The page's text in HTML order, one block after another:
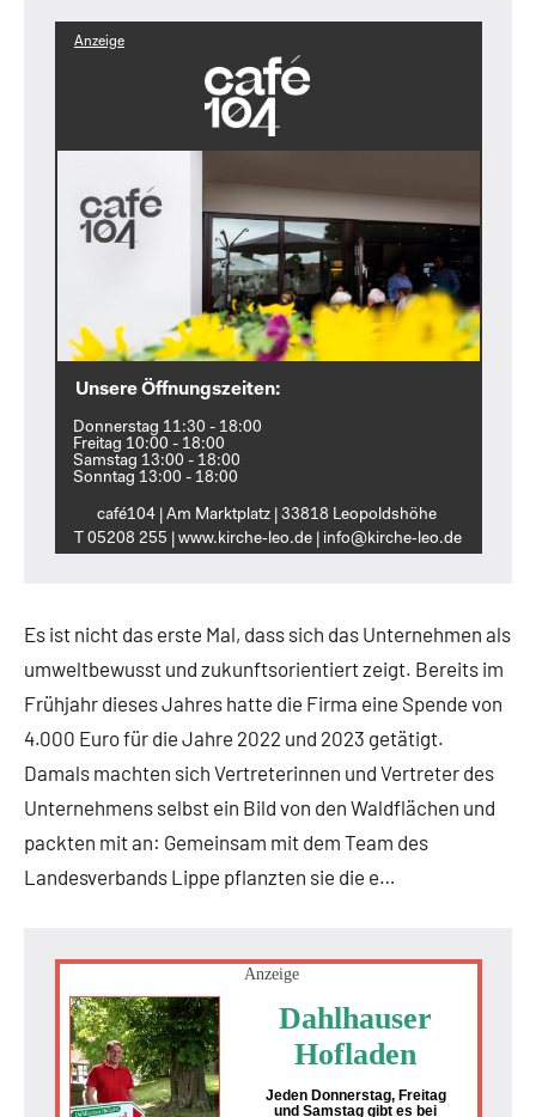
Anzeige
Unsere Öffnungszeiten:
Donnerstag 11:30 - 18:00
Freitag 10:00 - 18:00
Samstag 13:00 - 18:00
Sonntag 13:00 - 18:00
café104 | Am Marktplatz | 33818 Leopoldshöhe
T 05208 255 | www.kirche‑leo.de | info@kirche‑leo.de
Es ist nicht das erste Mal, dass sich das Unternehmen als
umweltbewusst und zukunftsorientiert zeigt. Bereits im
Frühjahr dieses Jahres hatte die Firma eine Spende von
4.000 Euro für die Jahre 2022 und 2023 getätigt.
Damals machten sich Vertreterinnen und Vertreter des
Unternehmens selbst ein Bild von den Waldflächen und
packten mit an: Gemeinsam mit dem Team des
Landesverbands Lippe pflanzten sie die e…
Anzeige
Dahlhauser
Hofladen
Jeden Donnerstag, Freitag
und Samstag gibt es bei